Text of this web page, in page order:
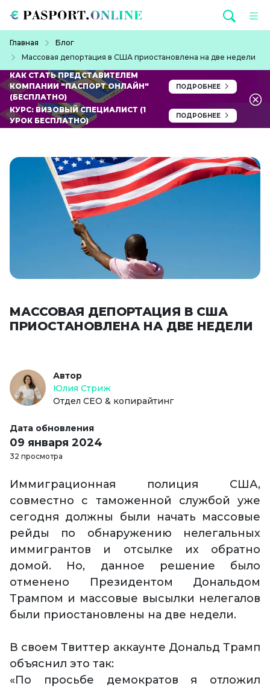
Главная
Блог
Массовая депортация в США приостановлена на две недели
КАК СТАТЬ ПРЕДСТАВИТЕЛЕМ
КОМПАНИИ "ПАСПОРТ ОНЛАЙН"
(БЕСПЛАТНО)
ПОДРОБНЕЕ
КУРС: ВИЗОВЫЙ СПЕЦИАЛИСТ (1
УРОК БЕСПЛАТНО)
ПОДРОБНЕЕ
МАССОВАЯ ДЕПОРТАЦИЯ В США
ПРИОСТАНОВЛЕНА НА ДВЕ НЕДЕЛИ
Автор
Юлия Стриж
Отдел СЕО & копирайтинг
Дата обновления
09 января 2024
32 просмотра
Иммиграционная полиция США,
совместно с таможенной службой уже
сегодня должны были начать массовые
рейды по обнаружению нелегальных
иммигрантов и отсылке их обратно
домой. Но, данное решение было
отменено Президентом Дональдом
Трампом и массовые высылки нелегалов
были приостановлены на две недели.
В своем Твиттер аккаунте Дональд Трамп
объяснил это так:
«По просьбе демократов я отложил